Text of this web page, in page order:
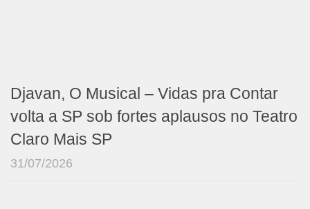
Djavan, O Musical – Vidas pra Contar
volta a SP sob fortes aplausos no Teatro
Claro Mais SP
31/07/2026